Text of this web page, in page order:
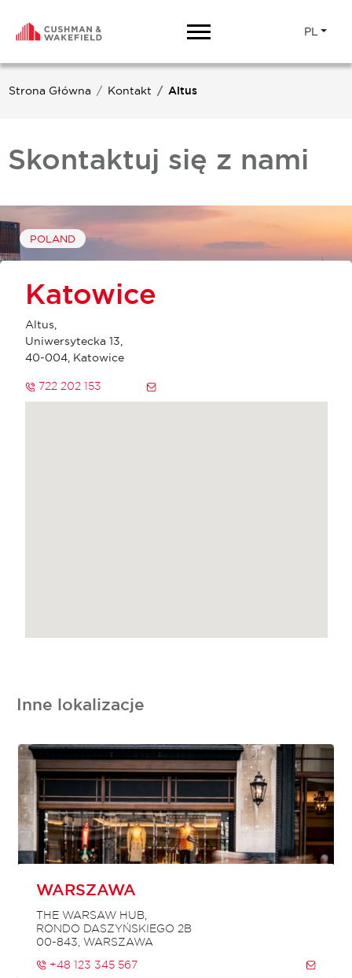
PL
Strona Główna Kontakt Altus
Skontaktuj się z nami
POLAND
Katowice
Altus,
Uniwersytecka 13,
40-004, Katowice
722 202 153
Inne lokalizacje
POLAND
WARSZAWA
THE WARSAW HUB,
RONDO DASZYŃSKIEGO 2B
00-843, WARSZAWA
+48 123 345 567